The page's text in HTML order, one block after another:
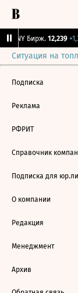
CNY Бирж. 12,239
Ситуация на
Подписка
Реклама
РФРИТ
Справочник
Подписка для
О компании
Редакция
Менеджмент
Архив